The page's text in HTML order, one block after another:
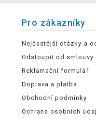
Pro zákazníky
Nejčastější otázky a
Odstoupit od smlouvy
Reklamační formulář
Doprava a platba
Obchodní podmínky
Ochrana osobních